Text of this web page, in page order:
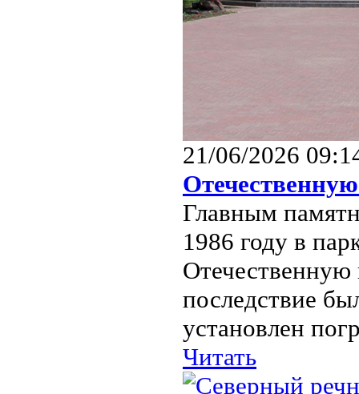
21/06/2026
Главным
1986 году в
последствие
установлен
Читать